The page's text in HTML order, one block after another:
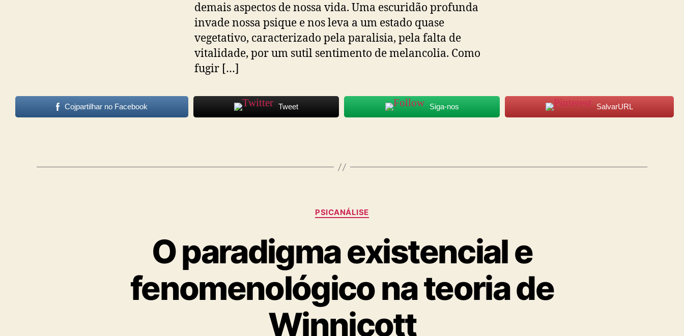
demais aspectos de nossa vida. Uma escuridão profunda
invade nossa psique e nos leva a um estado quase
vegetativo, caracterizado pela paralisia, pela falta de
vitalidade, por um sutil sentimento de melancolia. Como
fugir […]
Cojpartilhar no Facebook Tweet Siga-nos SalvarURL
Categorias
PSICANÁLISE
O paradigma existencial e
fenomenológico na teoria de
Winnicott